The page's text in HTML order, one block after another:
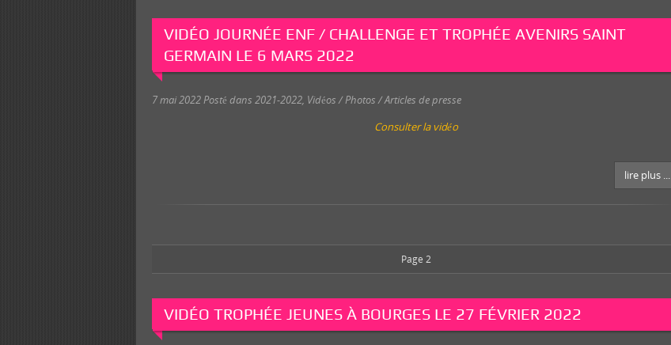
VIDÉO JOURNÉE ENF / CHALLENGE ET TROPHÉE AVENIRS SAINT
GERMAIN LE 6 MARS 2022
7 mai 2022Posté dans 2021-2022, Vidéos / Photos / Articles de presse
Consulter la vidéo
lire plus ...
Page 2
VIDÉO TROPHÉE JEUNES À BOURGES LE 27 FÉVRIER 2022